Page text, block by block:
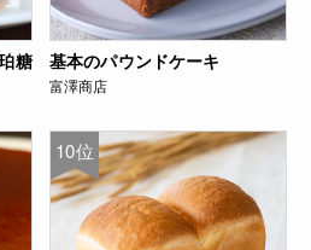
糖
基本のパウンドケーキ
富澤商店
10位